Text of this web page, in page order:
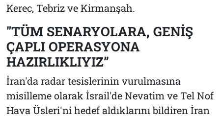
Kerec, Tebriz ve Kirmanşah.
"TÜM SENARYOLARA, GENİŞ
ÇAPLI OPERASYONA
HAZIRLIKLIYIZ”
İran'da radar tesislerinin vurulmasına
misilleme olarak İsrail'de Nevatim ve Tel Nof
Hava Üsleri'ni hedef aldıklarını bildiren İran